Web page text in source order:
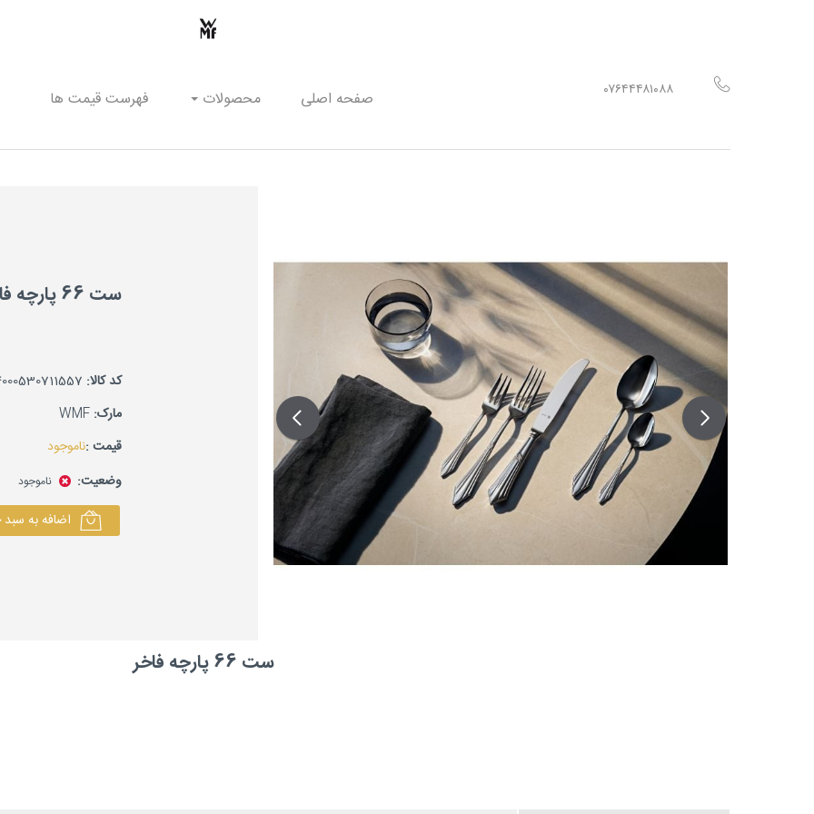
۰۷۶۴۴۴۸۱۰۸۸ صفحه اصلی محصولات فهرست قیمت ها
ست 66 پارچه فاخر
کد کالا:
مارک: WMF
قیمت :ناموجود
وضعیت:
ناموجود
اضافه به
ست 66 پارچه فاخر